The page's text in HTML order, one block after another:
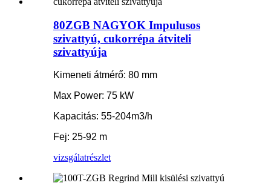
80ZGB NAGYOK Impulusos
szivattyú, cukorrépa átviteli
szivattyúja
Kimeneti átmérő: 80 mm
Max Power: 75 kW
Kapacitás: 55-204m3/h
Fej: 25-92 m
vizsgálatrészlet